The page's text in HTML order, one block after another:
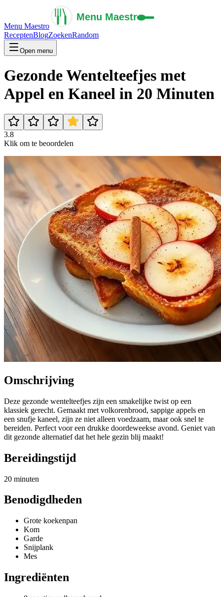
Menu Maestro
ReceptenBlogZoekenRandom
Open menu
Gezonde Wentelteefjes met
Appel en Kaneel in 20 Minuten
3.8
Klik om te beoordelen
Omschrijving
Deze gezonde wentelteefjes zijn een smakelijke twist op een
klassiek gerecht. Gemaakt met volkorenbrood, sappige appels en
een snufje kaneel, zijn ze niet alleen voedzaam, maar ook snel te
bereiden. Perfect voor een drukke doordeweekse avond. Geniet van
dit gezonde alternatief dat het hele gezin blij maakt!
Bereidingstijd
20 minuten
Benodigdheden
Grote koekenpan
Kom
Garde
Snijplank
Mes
Ingrediënten